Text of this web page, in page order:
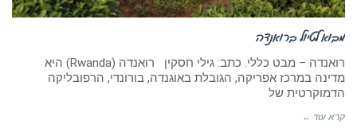
מבוא לטיול ברואנדה
רואנדה – מבט כללי. כתב: גילי חסקין רואנדה (Rwanda) היא
מדינה במרכז אפריקה, הגובלת באוגנדה, בורונדי, הרפובליקה
הדמוקרטית של
קרא עוד ←